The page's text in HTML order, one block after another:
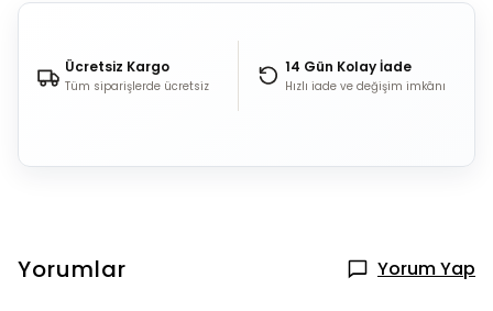
Ücretsiz Kargo
Tüm siparişlerde ücretsiz
14 Gün Kolay İade
Hızlı iade ve değişim imkânı
Yorumlar Yorum Yap